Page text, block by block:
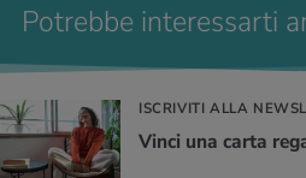
Potrebbe interessarti
ISCRIVITI ALLA
Vinci una carta